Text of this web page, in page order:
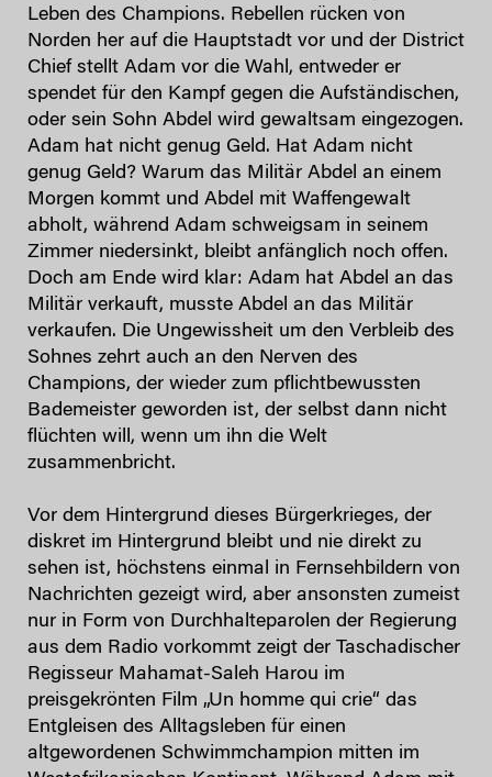
Leben des Champions. Rebellen rücken von
Norden her auf die Hauptstadt vor und der District
Chief stellt Adam vor die Wahl, entweder er
spendet für den Kampf gegen die Aufständischen,
oder sein Sohn Abdel wird gewaltsam eingezogen.
Adam hat nicht genug Geld. Hat Adam nicht
genug Geld? Warum das Militär Abdel an einem
Morgen kommt und Abdel mit Waffengewalt
abholt, während Adam schweigsam in seinem
Zimmer niedersinkt, bleibt anfänglich noch offen.
Doch am Ende wird klar: Adam hat Abdel an das
Militär verkauft, musste Abdel an das Militär
verkaufen. Die Ungewissheit um den Verbleib des
Sohnes zehrt auch an den Nerven des
Champions, der wieder zum pflichtbewussten
Bademeister geworden ist, der selbst dann nicht
flüchten will, wenn um ihn die Welt
zusammenbricht.
Vor dem Hintergrund dieses Bürgerkrieges, der
diskret im Hintergrund bleibt und nie direkt zu
sehen ist, höchstens einmal in Fernsehbildern von
Nachrichten gezeigt wird, aber ansonsten zumeist
nur in Form von Durchhalteparolen der Regierung
aus dem Radio vorkommt zeigt der Taschadischer
Regisseur Mahamat-Saleh Harou im
preisgekrönten Film „Un homme qui crie“ das
Entgleisen des Alltagsleben für einen
altgewordenen Schwimmchampion mitten im